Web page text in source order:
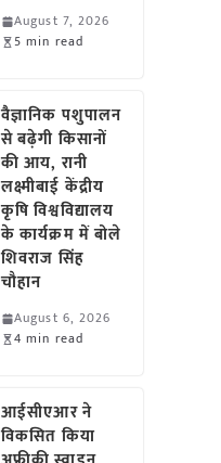
August 7, 2026
5 min read
वैज्ञानिक पशुपालन
से बढ़ेगी किसानों
की आय, रानी
लक्ष्मीबाई केंद्रीय
कृषि विश्वविद्यालय
के कार्यक्रम में बोले
शिवराज सिंह
चौहान
August 6, 2026
4 min read
आईसीएआर ने
विकसित किया